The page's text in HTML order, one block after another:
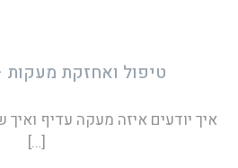
טיפול ואחזקת מעקות
איך יודעים איזה מעקה עדיף ואיך
[…]